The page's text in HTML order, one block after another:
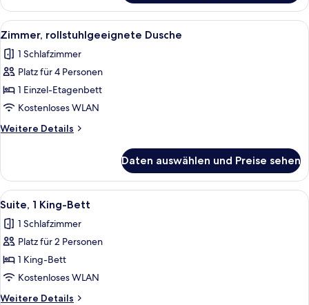
Beds,
Hearing
Accessible
Alle
Fotos
für
Zimmer,
rollstuhlgeeignete
Dusche
anzeigen
Ein Schlafraum mit Etagenbetten,
5
Zimmer, rollstuhlgeeignete Dusche
1 Schlafzimmer
Platz für 4 Personen
1 Einzel-Etagenbett
Kostenloses WLAN
Weitere Details
Weitere
rollstuhlgeeignete
Dusche
Daten auswählen und Preise sehen
Alle
Fotos
für
Suite,
1 King-
Bett
anzeigen
Ein modernes Hotelzimmer mit
5
Suite, 1 King-Bett
1 Schlafzimmer
Platz für 2 Personen
1 King-Bett
Kostenloses WLAN
Weitere Details
Weitere